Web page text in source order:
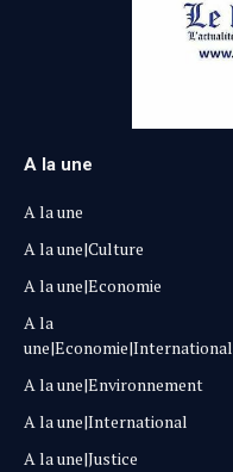
A la une
A la une
A la une|Culture
A la une|Economie
A la
une|Economie|International
A la une|Environnement
A la une|International
A la une|Justice